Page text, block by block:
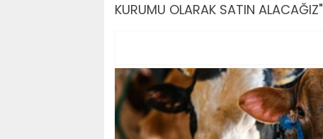
KURUMU OLARAK SATIN ALACAĞIZ"